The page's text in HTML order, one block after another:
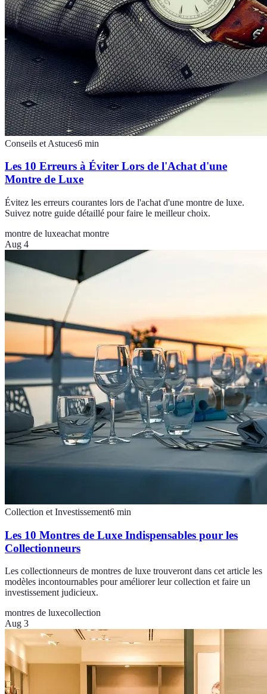
Conseils et Astuces6 min
Les 10 Erreurs à Éviter Lors de l'Achat d'une
Montre de Luxe
Évitez les erreurs courantes lors de l'achat d'une montre de luxe.
Suivez notre guide détaillé pour faire le meilleur choix.
montre de luxeachat montre
Aug 4
Collection et Investissement6 min
Les 10 Montres de Luxe Indispensables pour les
Collectionneurs
Les collectionneurs de montres de luxe trouveront dans cet article les
modèles incontournables pour améliorer leur collection et faire un
investissement judicieux.
montres de luxecollection
Aug 3